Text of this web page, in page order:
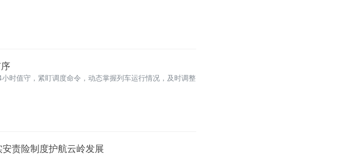
时值守，紧盯调度命令，动态掌握列车运行情况，及时调整
责险制度护航云岭发展